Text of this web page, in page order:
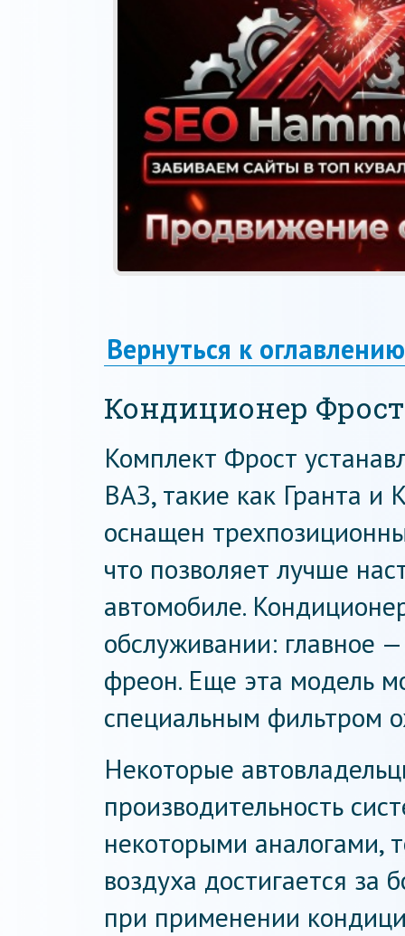
Вернуться к оглавлению
Кондиционер Фрост
Комплект Фрост
ВАЗ, такие как Гранта и
оснащен
что позволяет лучше
автомобиле.
обслуживании: главное
фреон. Еще эта модель
специальным фильтром
Некоторые
производительность
некоторыми аналогами,
воздуха достигается за
при применении